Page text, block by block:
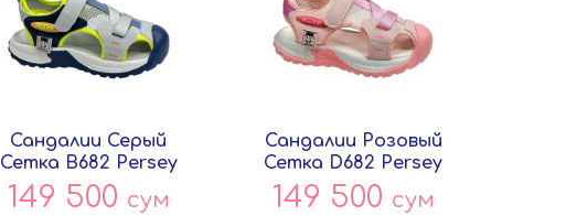
Сандалии Серый
Сетка B682 Persey
149 500 сум
Сандалии Розовый
Сетка D682 Persey
149 500 сум